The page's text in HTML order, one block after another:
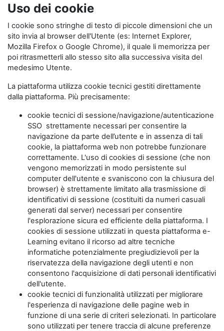
Uso dei cookie
I cookie sono stringhe di testo di piccole dimensioni che un
sito invia al browser dell'Utente (es: Internet Explorer,
Mozilla Firefox o Google Chrome), il quale li memorizza per
poi ritrasmetterli allo stesso sito alla successiva visita del
medesimo Utente.
La piattaforma utilizza cookie tecnici gestiti direttamente
dalla piattaforma. Più precisamente:
cookie tecnici di sessione/navigazione/autenticazione
SSO strettamente necessari per consentire la
navigazione da parte dell’utente e in assenza di tali
cookie, la piattaforma web non potrebbe funzionare
correttamente. L'uso di cookies di sessione (che non
vengono memorizzati in modo persistente sul
computer dell'utente e svaniscono con la chiusura del
browser) è strettamente limitato alla trasmissione di
identificativi di sessione (costituiti da numeri casuali
generati dal server) necessari per consentire
l'esplorazione sicura ed efficiente della piattaforma. I
cookies di sessione utilizzati in questa piattaforma e-
Learning evitano il ricorso ad altre tecniche
informatiche potenzialmente pregiudizievoli per la
riservatezza della navigazione degli utenti e non
consentono l'acquisizione di dati personali identificativi
dell'utente.
cookie tecnici di funzionalità utilizzati per migliorare
l'esperienza di navigazione delle pagine web in
funzione di una serie di criteri selezionati. In particolare
sono utilizzati per tenere traccia di alcune preferenze